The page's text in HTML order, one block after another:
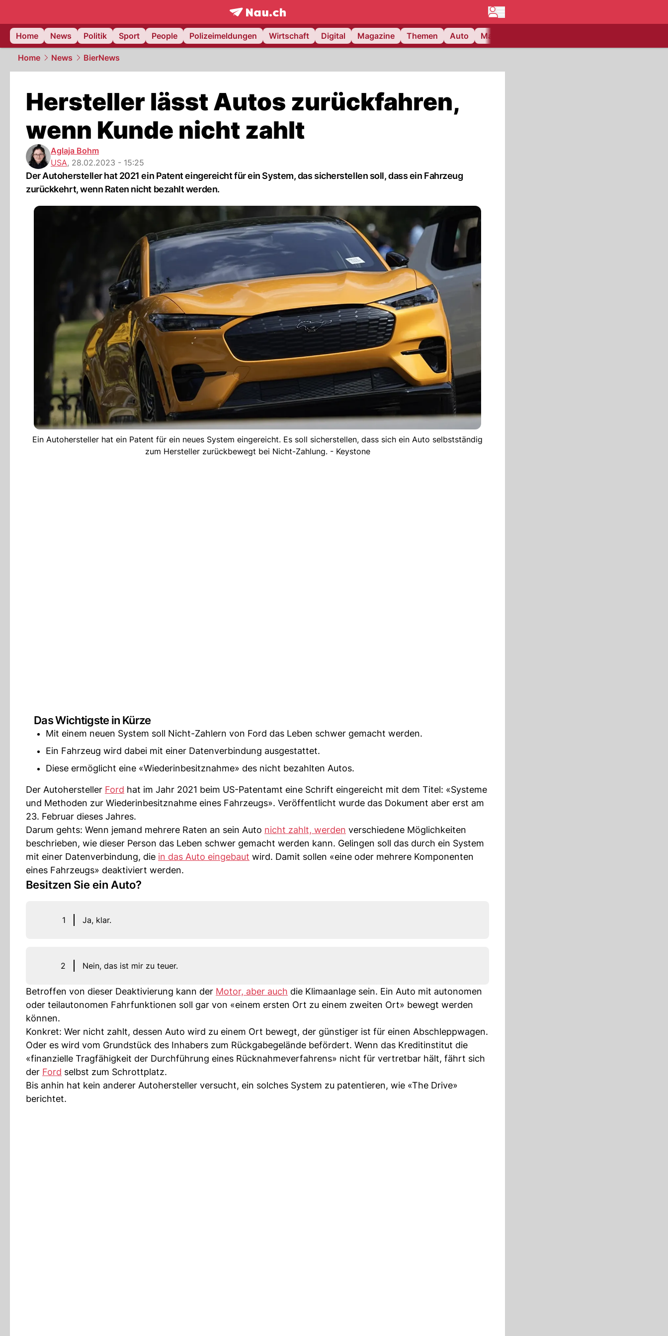
frontpage.NAU.ch
Home
News Politik Sport People Polizeimeldungen Wirtschaft Digital Magazine Themen Auto Matchcenter
Home News BierNews
Hersteller lässt Autos zurückfahren,
wenn Kunde nicht zahlt
Aglaja Bohm
USA, 28.02.2023 - 15:25
Der Autohersteller hat 2021 ein Patent eingereicht für ein System, das sicherstellen soll, dass ein Fahrzeug
zurückkehrt, wenn Raten nicht bezahlt werden.
Ein Autohersteller hat ein Patent für ein neues System eingereicht. Es soll sicherstellen, dass sich ein Auto selbstständig
zum Hersteller zurückbewegt bei Nicht-Zahlung. - Keystone
Das Wichtigste in Kürze
Mit einem neuen System soll Nicht-Zahlern von Ford das Leben schwer gemacht werden.
Ein Fahrzeug wird dabei mit einer Datenverbindung ausgestattet.
Diese ermöglicht eine «Wiederinbesitznahme» des nicht bezahlten Autos.
Der Autohersteller Ford hat im Jahr 2021 beim US-Patentamt eine Schrift eingereicht mit dem Titel: «Systeme
und Methoden zur Wiederinbesitznahme eines Fahrzeugs». Veröffentlicht wurde das Dokument aber erst am
23. Februar dieses Jahres.
Darum gehts: Wenn jemand mehrere Raten an sein Auto nicht zahlt, werden verschiedene Möglichkeiten
beschrieben, wie dieser Person das Leben schwer gemacht werden kann. Gelingen soll das durch ein System
mit einer Datenverbindung, die in das Auto eingebaut wird. Damit sollen «eine oder mehrere Komponenten
eines Fahrzeugs» deaktiviert werden.
Besitzen Sie ein Auto?
1 Ja, klar.
2 Nein, das ist mir zu teuer.
Betroffen von dieser Deaktivierung kann der Motor, aber auch die Klimaanlage sein. Ein Auto mit autonomen
oder teilautonomen Fahrfunktionen soll gar von «einem ersten Ort zu einem zweiten Ort» bewegt werden
können.
Konkret: Wer nicht zahlt, dessen Auto wird zu einem Ort bewegt, der günstiger ist für einen Abschleppwagen.
Oder es wird vom Grundstück des Inhabers zum Rückgabegelände befördert. Wenn das Kreditinstitut die
«finanzielle Tragfähigkeit der Durchführung eines Rücknahmeverfahrens» nicht für vertretbar hält, fährt sich
der Ford selbst zum Schrottplatz.
Bis anhin hat kein anderer Autohersteller versucht, ein solches System zu patentieren, wie «The Drive»
berichtet.